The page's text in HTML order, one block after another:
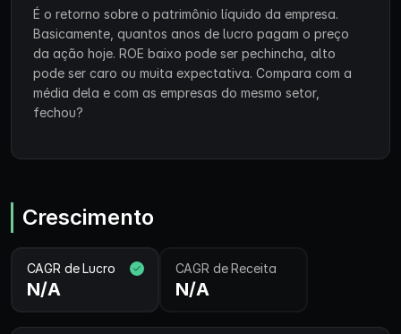
É o retorno sobre o patrimônio líquido da empresa.
Basicamente, quantos anos de lucro pagam o preço
da ação hoje. ROE baixo pode ser pechincha, alto
pode ser caro ou muita expectativa. Compara com a
média dela e com as empresas do mesmo setor,
fechou?
Crescimento
CAGR de Lucro
N/A
CAGR de Receita
N/A